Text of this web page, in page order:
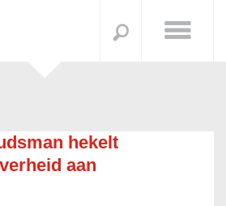
hekelt
aan